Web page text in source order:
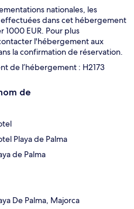
nationales, les
dans cet hébergement
1000 EUR. Pour plus
l'hébergement aux
la confirmation de réservation.
de l’hébergement : H2173
de
Playa de Palma
de Palma
De Palma, Majorca